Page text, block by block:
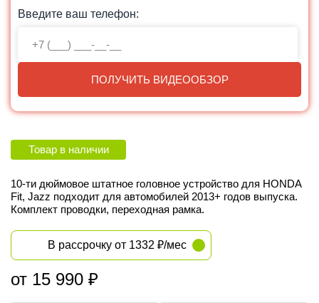
Введите ваш телефон:
ПОЛУЧИТЬ ВИДЕООБЗОР
Товар в наличии
10-ти дюймовое штатное головное устройство для HONDA
Fit, Jazz подходит для автомобилей 2013+ годов выпуска.
Комплект проводки, переходная рамка.
В рассрочку от 1332 ₽/мес
от 15 990 ₽